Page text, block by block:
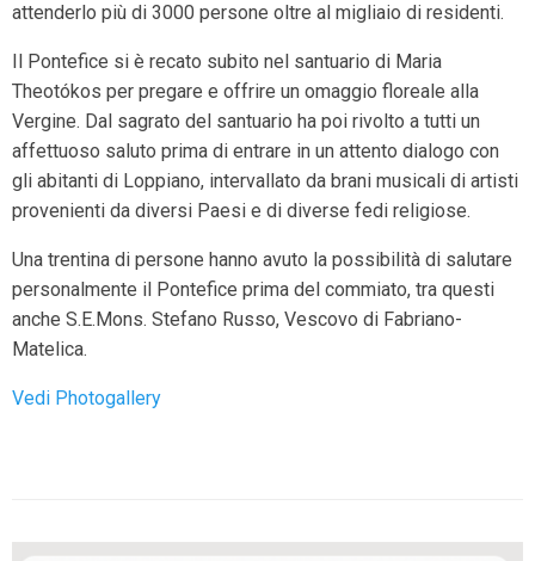
attenderlo più di 3000 persone oltre al migliaio di residenti.
Il Pontefice si è recato subito nel santuario di Maria
Theotókos per pregare e offrire un omaggio floreale alla
Vergine. Dal sagrato del santuario ha poi rivolto a tutti un
affettuoso saluto prima di entrare in un attento dialogo con
gli abitanti di Loppiano, intervallato da brani musicali di artisti
provenienti da diversi Paesi e di diverse fedi religiose.
Una trentina di persone hanno avuto la possibilità di salutare
personalmente il Pontefice prima del commiato, tra questi
anche S.E.Mons. Stefano Russo, Vescovo di Fabriano-
Matelica.
Vedi Photogallery